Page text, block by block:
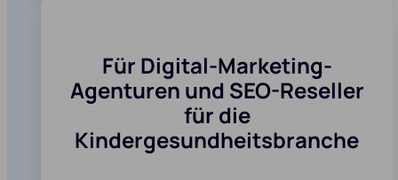
Für Digital-Marketing-
Agenturen und SEO-Reseller
für die
Kindergesundheitsbranche